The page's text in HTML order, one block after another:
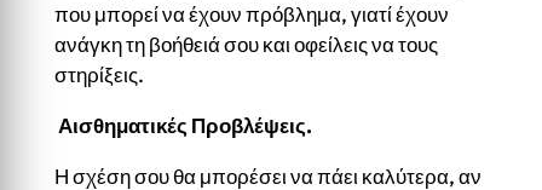
που μπορεί να έχουν πρόβλημα, γιατί έχουν
ανάγκη τη βοήθειά σου και οφείλεις να τους
στηρίξεις.
Αισθηματικές Προβλέψεις.
Η σχέση σου θα μπορέσει να πάει καλύτερα, αν